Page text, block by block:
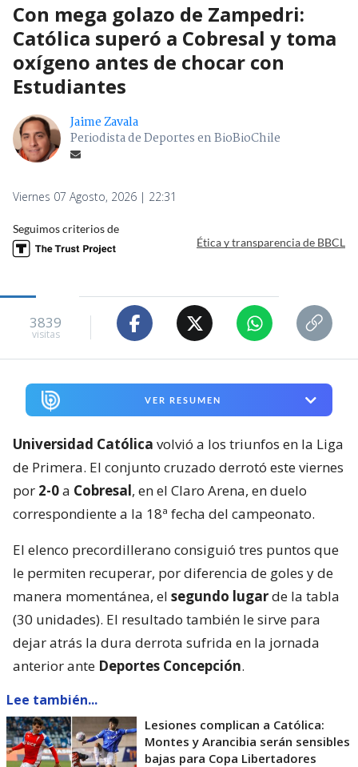
Con mega golazo de Zampedri:
Católica superó a Cobresal y toma
oxígeno antes de chocar con
Estudiantes
Jaime Zavala
Periodista de Deportes en BioBioChile
Viernes 07 Agosto, 2026 | 22:31
Seguimos criterios de
Ética y transparencia de BBCL
3839
visitas
VER RESUMEN
Universidad Católica volvió a los triunfos en la Liga
de Primera. El conjunto cruzado derrotó este viernes
por 2-0a Cobresal, en el Claro Arena, en duelo
correspondiente a la 18ª fecha del campeonato.
El elenco precordillerano consiguió tres puntos que
le permiten recuperar, por diferencia de goles y de
manera momentánea, el segundo lugarde la tabla
(30 unidades). El resultado también le sirve para
dejar atrás la dura derrota sufrida en la jornada
anterior ante Deportes Concepción.
Lee también...
Lesiones complican a Católica:
Montes y Arancibia serán sensibles
bajas para Copa Libertadores